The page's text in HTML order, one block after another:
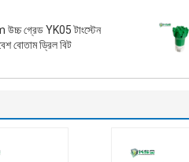
গ্রেড YK05 টাংস্টেন
বোতাম ড্রিল বিট